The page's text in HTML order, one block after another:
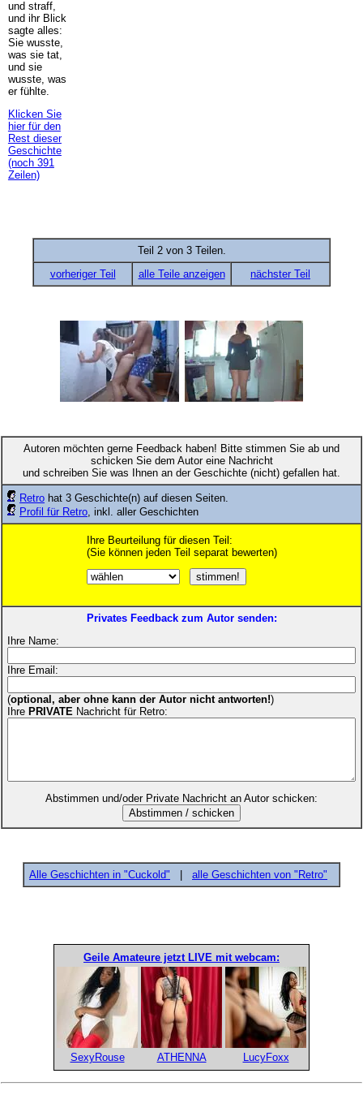
und straff,
und ihr Blick
sagte alles:
Sie wusste,
was sie tat,
und sie
wusste, was
er fühlte.
Klicken Sie
hier für den
Rest dieser
Geschichte
(noch 391
Zeilen)
Teil 2 von 3 Teilen.
vorheriger Teil
alle Teile anzeigen nächster Teil
Autoren möchten gerne Feedback haben! Bitte stimmen Sie ab und
schicken Sie dem Autor eine Nachricht
und schreiben Sie was Ihnen an der Geschichte (nicht) gefallen hat.
Retro hat 3 Geschichte(n) auf diesen Seiten.
Profil für Retro , inkl. aller Geschichten
Ihre Beurteilung für diesen Teil:
(Sie können jeden Teil separat bewerten)
Privates Feedback zum Autor senden:
Ihre Name:
Ihre Email:
(optional, aber ohne kann der Autor nicht antworten!)
Ihre PRIVATE Nachricht für Retro:
Abstimmen und/oder Private Nachricht an Autor schicken:
Alle Geschichten in "Cuckold" alle Geschichten von "Retro"
Geile Amateure jetzt LIVE mit webcam:
SexyRouse ATHENNA LucyFoxx